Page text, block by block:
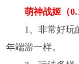
萌神战姬（
1、非常好玩
年端游一样。